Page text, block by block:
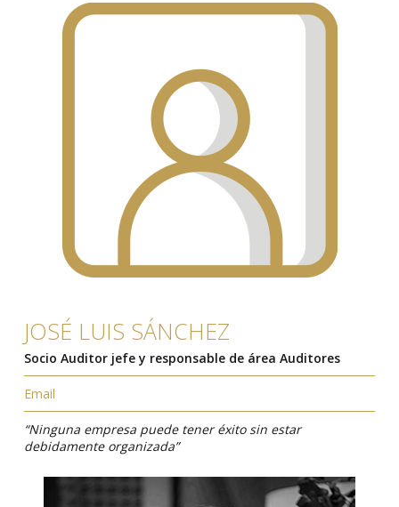
JOSÉ LUIS SÁNCHEZ
Socio Auditor jefe y responsable de área Auditores
Email
“Ninguna empresa puede tener éxito sin estar
debidamente organizada”